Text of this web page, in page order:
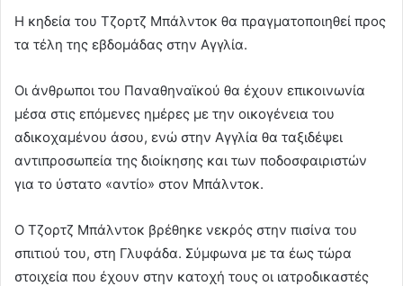
Η κηδεία του Τζορτζ Μπάλντοκ θα πραγματοποιηθεί προς
τα τέλη της εβδομάδας στην Αγγλία.
Οι άνθρωποι του Παναθηναϊκού θα έχουν επικοινωνία
μέσα στις επόμενες ημέρες με την οικογένεια του
αδικοχαμένου άσου, ενώ στην Αγγλία θα ταξιδέψει
αντιπροσωπεία της διοίκησης και των ποδοσφαιριστών
για το ύστατο «αντίο» στον Μπάλντοκ.
Ο Τζορτζ Μπάλντοκ βρέθηκε νεκρός στην πισίνα του
σπιτιού του, στη Γλυφάδα. Σύμφωνα με τα έως τώρα
στοιχεία που έχουν στην κατοχή τους οι ιατροδικαστές